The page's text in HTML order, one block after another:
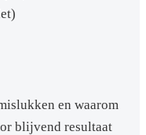
en waarom
blijvend resultaat